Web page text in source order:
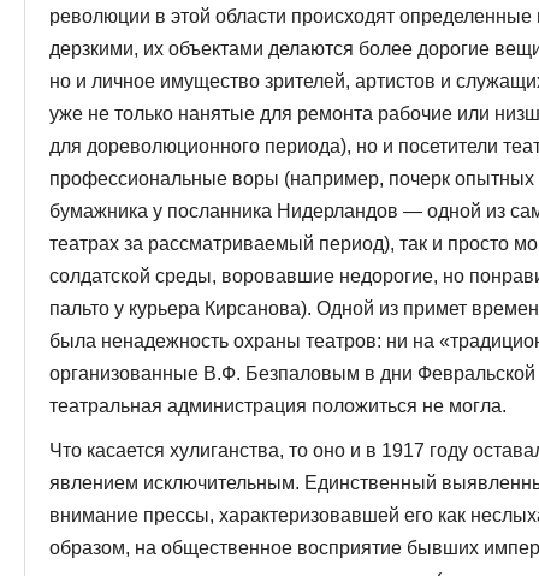
революции в этой области происходят
дерзкими, их объектами делаются более доро­гие
но и личное имущество зри­телей, артистов и
уже не только нанятые для ремонта рабочие или
для дореволюционного периода), но и посетители
профессиональные воры (например, почерк опытных
бумажника у посланника Нидерландов — одной из
театрах за рассматриваемый пе­риод), так и просто
солдатской среды, во­ровавшие недорогие, но
пальто у курьера Кирсанова). Одной из примет
была ненадежность охраны театров: ни на
организованные В.Ф. Безпаловым в дни
театральная администрация положиться не могла.
Что касается хулиганства, то оно и в 1917 году
явлением исключительным. Единственный
внимание прессы, характеризовавшей его как
образом, на общественное восприятие бывших